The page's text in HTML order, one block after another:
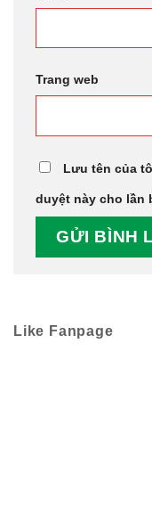
Trang web
Lưu tên của
duyệt này cho lần
Like Fanpage